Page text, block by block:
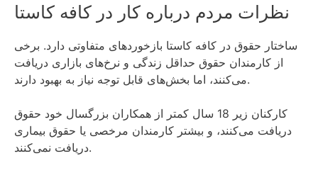
نظرات مردم درباره کار در کافه کاستا
ساختار حقوق در کافه کاستا بازخوردهای متفاوتی دارد. برخی
از کارمندان حقوق حداقل زندگی و نرخ‌های بازاری دریافت
می‌کنند، اما بخش‌های قابل توجه نیاز به بهبود دارند.
کارکنان زیر 18 سال کمتر از همکاران بزرگسال خود حقوق
دریافت می‌کنند، و بیشتر کارمندان مرخصی یا حقوق بیماری
دریافت نمی‌کنند.